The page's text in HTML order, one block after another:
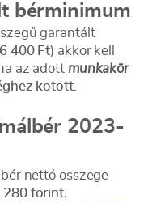
bérminimum
garantált
400 Ft) akkor kell
az adott munkakör
kötött.
2023-
nettó összege
280 forint.